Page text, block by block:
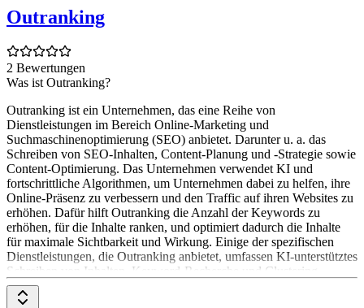
Outranking
2 Bewertungen
Was ist Outranking?
Outranking ist ein Unternehmen, das eine Reihe von
Dienstleistungen im Bereich Online-Marketing und
Suchmaschinenoptimierung (SEO) anbietet. Darunter u. a. das
Schreiben von SEO-Inhalten, Content-Planung und -Strategie sowie
Content-Optimierung. Das Unternehmen verwendet KI und
fortschrittliche Algorithmen, um Unternehmen dabei zu helfen, ihre
Online-Präsenz zu verbessern und den Traffic auf ihren Websites zu
erhöhen. Dafür hilft Outranking die Anzahl der Keywords zu
erhöhen, für die Inhalte ranken, und optimiert dadurch die Inhalte
für maximale Sichtbarkeit und Wirkung. Einige der spezifischen
Dienstleistungen, die Outranking anbietet, umfassen KI-unterstütztes
Schreiben von Inhalten, Keyword-Recherche und Clustering,
Content-Planung und Strategieentwicklung sowie On-Page-SEO-
Optimierung.